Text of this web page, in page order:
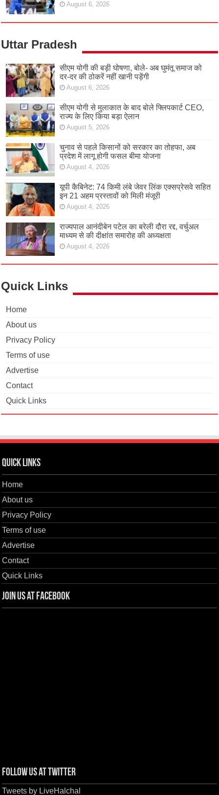
August 6, 2026
Uttar Pradesh
सीएम योगी की बड़ी घोषणा, बोले- अब घुमंतू समाज को
दर-दर की ठोकरें नहीं खानी पड़ेंगी
August 6, 2026
सीएम योगी से मुलाकात के बाद बोले फ्लिपकार्ट CEO,
राज्य के लिए किया बड़ा ऐलान
August 5, 2026
चुनाव से पहले किसानों को सरकार का तोहफा, अब
प्रदेश में लागू होगी फसल बीमा योजना
August 4, 2026
यूपी कैबिनेट: 74 किमी लंबे जेवर लिंक एक्सप्रेसवे सहित
इन 21 अहम प्रस्तावों को मिली मंजूरी
August 4, 2026
राज्यपाल आनंदीबेन पटेल का बरेली दौरा रद्द, वर्चुअल
माध्यम से की दीक्षांत समारोह की अध्यक्षता
August 4, 2026
Quick Links
Home
About us
Privacy Policy
Terms of use
Advertise
Contact
Quick Links
Quick Links
Home
About us
Privacy Policy
Terms of use
Advertise
Contact
Quick Links
Join us at Facebook
Follow us at Twitter
Tweets by LiveHalchal